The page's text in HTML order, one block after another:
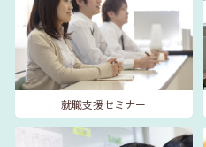
就職支援セミナー